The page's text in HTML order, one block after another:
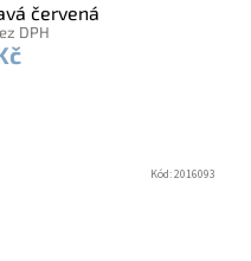
červená
DPH
Kód:2016093